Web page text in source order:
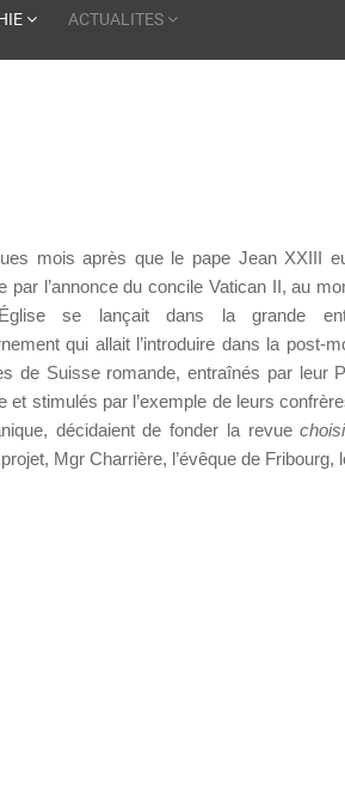
ACTUALITES
mois après que le pape Jean XXIII
par l’annonce du concile Vatican II, au
se lançait dans la grande
qui allait l’introduire dans la post-
de Suisse romande, entraînés par leur
et stimulés par l’exemple de leurs
décidaient de fonder la revue
Mgr Charrière, l’évêque de Fribourg,